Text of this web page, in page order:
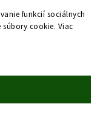
funkcií sociálnych
cookie. Viac